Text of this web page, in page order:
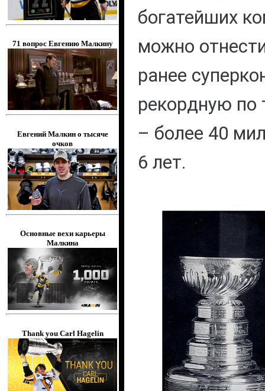
71 вопрос Евгению Малкину
Евгений Малкин о тысяче
очков
Основные вехи карьеры
Малкина
Thank you Carl Hagelin
богатейших
можно
ранее
рекордную
– более 40
6 лет.